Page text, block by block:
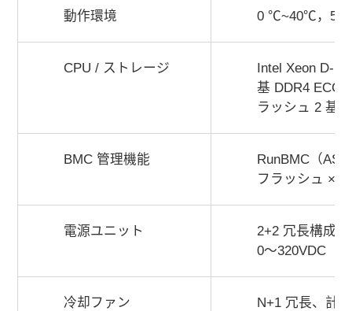
動作環境 0 ℃~40℃，
CPU / ストレージ
Intel Xeon D-
基 DDR4 ECC
ラッシュ 2 基
BMC 管理機能
RunBMC（
フラッシュ ×2
電源ユニット
2+2 冗長構成
0～320VDC
冷却ファン N+1 冗長、計